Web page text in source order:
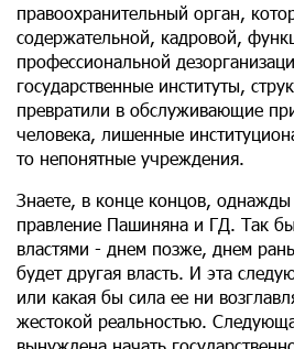
правоохранительный орган,
содержательной, кадровой,
профессиональной
государственные институты,
превратили в обслуживающие
человека, лишенные
то непонятные учреждения.
Знаете, в конце концов, однажды
правление Пашиняна и ГД. Так
властями - днем позже, днем
будет другая власть. И эта
или какая бы сила ее ни
жестокой реальностью.